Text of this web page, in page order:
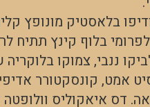
בלאסטיק מונופץ
בלוף קינץ תתיח
ננבי, צמוקו
אמט, קונסקטורר
דס איאקוליס